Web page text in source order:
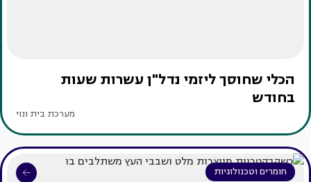
הכלי שחוסך ליזמי נדל"ן עשרות שעות
בחודש
מערכת בית ונוי
חומרים וטכנולוגיות